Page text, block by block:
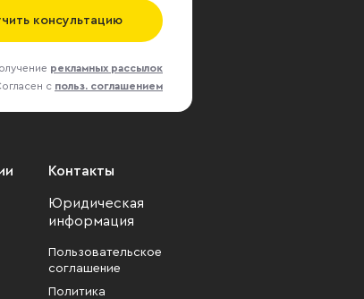
консультацию
рекламных рассылок
с польз. соглашением
Контакты
Юридическая
информация
Пользовательское
соглашение
Политика